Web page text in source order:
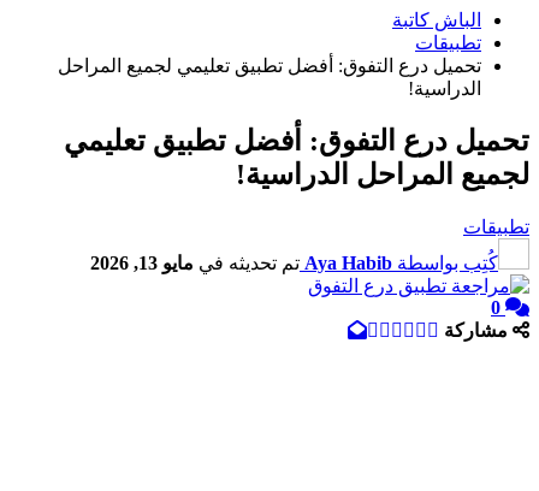
الباش كاتبة
تطبيقات
تحميل درع التفوق: أفضل تطبيق تعليمي لجميع المراحل
الدراسية!
تحميل درع التفوق: أفضل تطبيق تعليمي
لجميع المراحل الدراسية!
تطبيقات
كُتِب بواسطة Aya Habib تم تحديثه في مايو 13, 2026
0
مشاركة